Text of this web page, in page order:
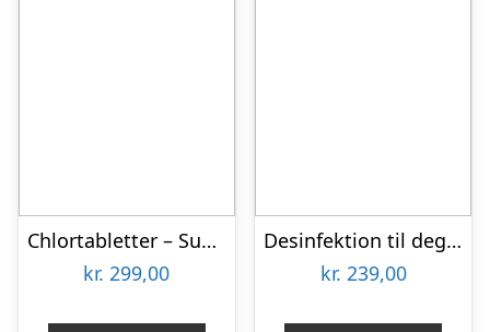
Chlortabletter – SunWac 3 (160 stk)
kr. 299,00
Desinfektion til degree isbad – SunWac 2
kr. 239,00